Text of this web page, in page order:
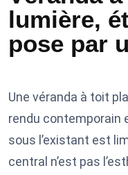
lumière,
pose par
Une véranda à toit
rendu contemporain
sous l’existant est
central n’est pas